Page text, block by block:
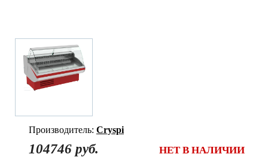
Производитель: Cryspi
104746 руб. НЕТ В НАЛИЧИИ